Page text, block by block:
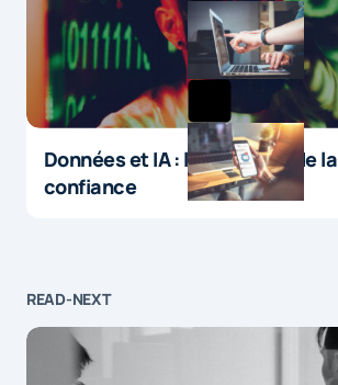
Données et IA : le paradoxe de la
confiance
READ-NEXT